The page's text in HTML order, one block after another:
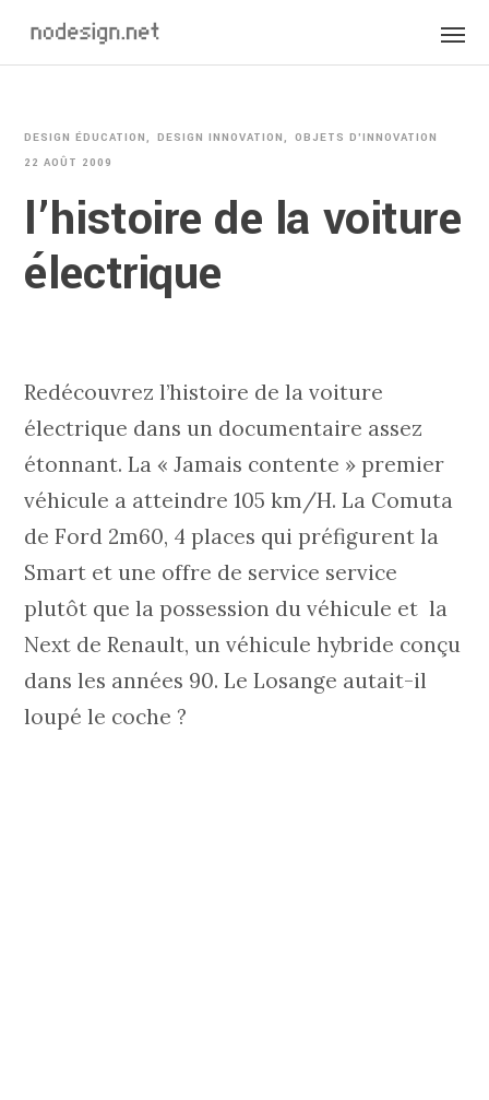
DESIGN ÉDUCATION DESIGN INNOVATION
OBJETS D'INNOVATION
22 AOÛT 2009
l’histoire de la voiture
électrique
Redécouvrez l’histoire de la voiture
électrique dans un documentaire assez
étonnant. La « Jamais contente » premier
véhicule a atteindre 105 km/H. La Comuta
de Ford 2m60, 4 places qui préfigurent la
Smart et une offre de service service
plutôt que la possession du véhicule et la
Next de Renault, un véhicule hybride conçu
dans les années 90. Le Losange autait-il
loupé le coche ?